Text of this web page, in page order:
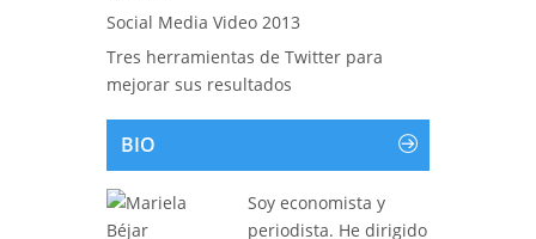
Social Media Video 2013
Tres herramientas de Twitter para
mejorar sus resultados
BIO
Soy economista y
periodista. He dirigido